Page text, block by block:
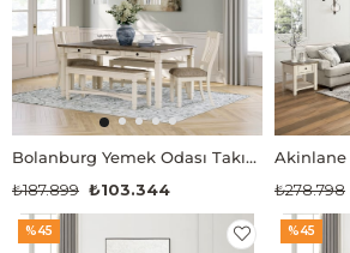
Bolanburg Yemek Odası Takımı
₺103.344
₺187.899
Akinlane
₺278.798
%45 %45